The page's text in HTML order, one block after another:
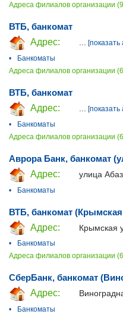
Адреса филиалов организации
ВТБ, банкомат
Адрес:
... [показать
•
Банкоматы
Адреса филиалов организации
ВТБ, банкомат
Адрес:
[показать
•
Банкоматы
Адреса филиалов организации
Аврора Банк, банкомат
Адрес:
улица
•
Банкоматы
ВТБ, банкомат
Адрес:
Крымская
•
Банкоматы
Адреса филиалов организации
СберБанк, банкомат
Адрес:
•
Банкоматы